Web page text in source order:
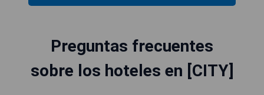
Preguntas frecuentes
sobre los hoteles en [CITY]